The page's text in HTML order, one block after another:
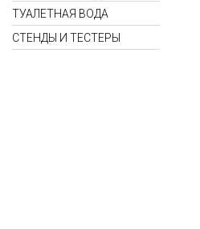
ТУАЛЕТНАЯ ВОДА
СТЕНДЫ И ТЕСТЕРЫ